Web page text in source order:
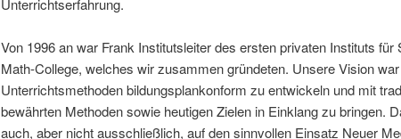
Unterrichtserfahrung.
Von 1996 an war Frank Institutsleiter des ersten privaten Instituts für
Math-College, welches wir zusammen gründeten. Unsere Vision
Unterrichtsmethoden bildungsplankonform zu entwickeln und mit
bewährten Methoden sowie heutigen Zielen in Einklang zu bringen.
auch, aber nicht ausschließlich, auf den sinnvollen Einsatz Neuer